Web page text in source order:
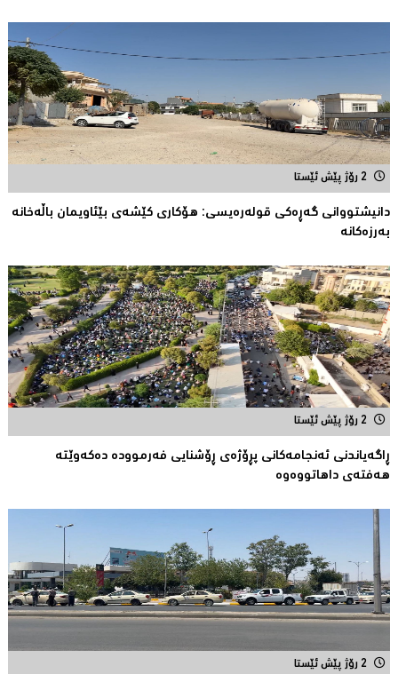
2 رۆژ پێش ئێستا
دانیشتووانى گەڕەكی قولەرەیسی: هۆکارى کێشەى بێئاویمان باڵەخانە
بەرزەكانە
2 رۆژ پێش ئێستا
ڕاگەیاندنی ئەنجامەكانی پڕۆژەی ڕۆشنایی فەرموودە دەکەوێتە
هەفتەی داهاتووەوە
2 رۆژ پێش ئێستا